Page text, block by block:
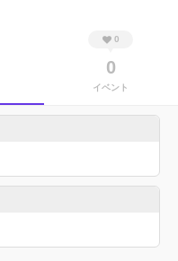
0
0
イベント